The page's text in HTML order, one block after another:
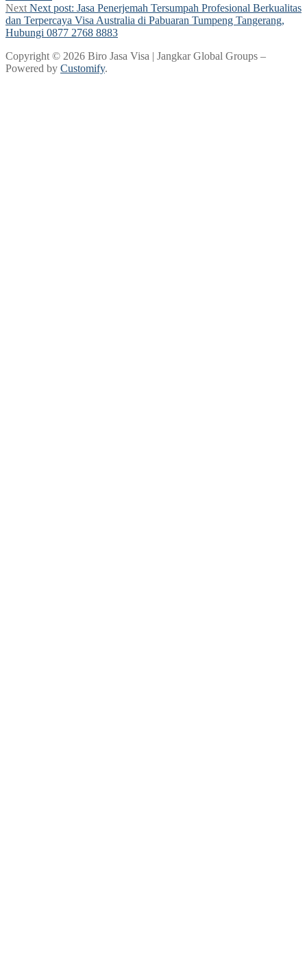
Next Next post: Jasa Penerjemah Tersumpah Profesional Berkualitas
dan Terpercaya Visa Australia di Pabuaran Tumpeng Tangerang,
Hubungi 0877 2768 8883
Copyright © 2026 Biro Jasa Visa | Jangkar Global Groups –
Powered by Customify.